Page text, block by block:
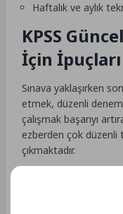
Haftalık ve aylık
KPSS
İçin İpuçları
Sınava yaklaşırken
etmek, düzenli
çalışmak başarıyı
ezberden çok düzenli
çıkmaktadır.